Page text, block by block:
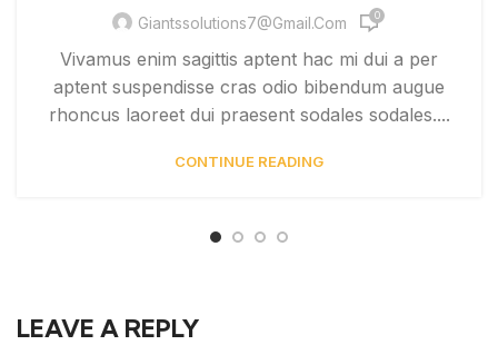
Giantssolutions7@gmail.com 0
Vivamus enim sagittis aptent hac mi dui a per
aptent suspendisse cras odio bibendum augue
rhoncus laoreet dui praesent sodales sodales....
CONTINUE READING
LEAVE A REPLY